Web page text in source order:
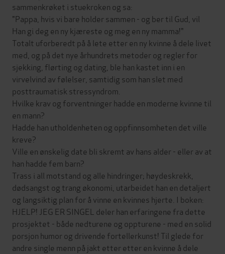
sammenkrøket i stuekroken og sa:
"Pappa, hvis vi bare holder sammen - og ber til Gud, vil
Han gi deg en ny kjæreste og meg en ny mamma!"
Totalt uforberedt på å lete etter en ny kvinne å dele livet
med, og på det nye århundrets metoder og regler for
sjekking, flørting og dating, ble han kastet inn i en
virvelvind av følelser, samtidig som han slet med
posttraumatisk stressyndrom.
Hvilke krav og forventninger hadde en moderne kvinne til
en mann?
Hadde han utholdenheten og oppfinnsomheten det ville
kreve?
Ville en ønskelig date bli skremt av hans alder - eller av at
han hadde fem barn?
Trass i all motstand og alle hindringer; høydeskrekk,
dødsangst og trang økonomi, utarbeidet han en detaljert
og langsiktig plan for å vinne en kvinnes hjerte. I boken:
HJELP! JEG ER SINGEL deler han erfaringene fra dette
prosjektet - både nedturene og oppturene - med en solid
porsjon humor og drivende fortellerkunst! Til glede for
andre single menn på jakt etter etter en kvinne å dele